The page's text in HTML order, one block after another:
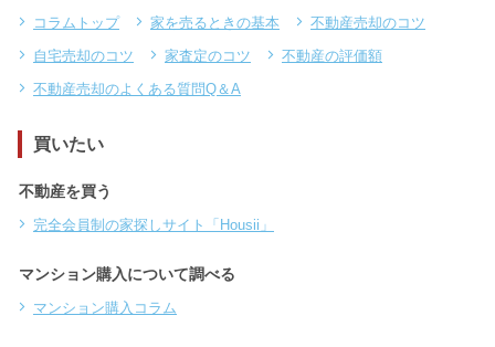
コラムトップ 家を売るときの基本
不動産売却のコツ
自宅売却のコツ
家査定のコツ
不動産の評価額
不動産売却のよくある質問Q＆A
買いたい
不動産を買う
完全会員制の家探しサイト「Housii」
マンション購入について調べる
マンション購入コラム